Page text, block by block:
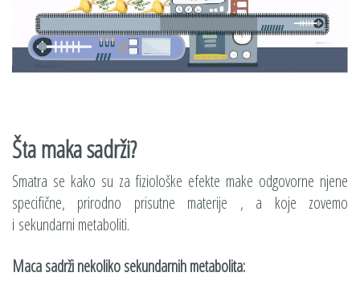
Šta maka sadrži?
Smatra se kako su za fiziološke efekte make odgovorne njene
specifične, prirodno prisutne materije , a koje zovemo
i sekundarni metaboliti.
Maca sadrži nekoliko sekundarnih metabolita: